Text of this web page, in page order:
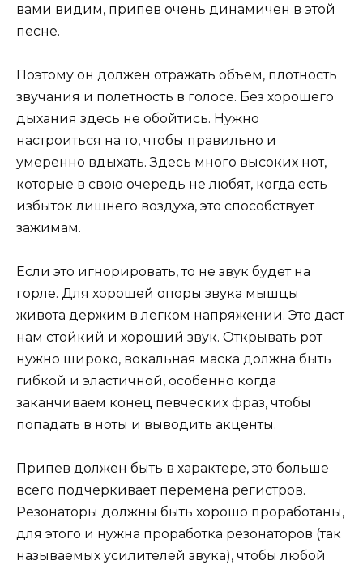
вами видим, припев очень динамичен в этой
песне.
Поэтому он должен отражать объем, плотность
звучания и полетность в голосе. Без хорошего
дыхания здесь не обойтись. Нужно
настроиться на то, чтобы правильно и
умеренно вдыхать. Здесь много высоких нот,
которые в свою очередь не любят, когда есть
избыток лишнего воздуха, это способствует
зажимам.
Если это игнорировать, то не звук будет на
горле. Для хорошей опоры звука мышцы
живота держим в легком напряжении. Это даст
нам стойкий и хороший звук. Открывать рот
нужно широко, вокальная маска должна быть
гибкой и эластичной, особенно когда
заканчиваем конец певческих фраз, чтобы
попадать в ноты и выводить акценты.
Припев должен быть в характере, это больше
всего подчеркивает перемена регистров.
Резонаторы должны быть хорошо проработаны,
для этого и нужна проработка резонаторов (так
называемых усилителей звука), чтобы любой